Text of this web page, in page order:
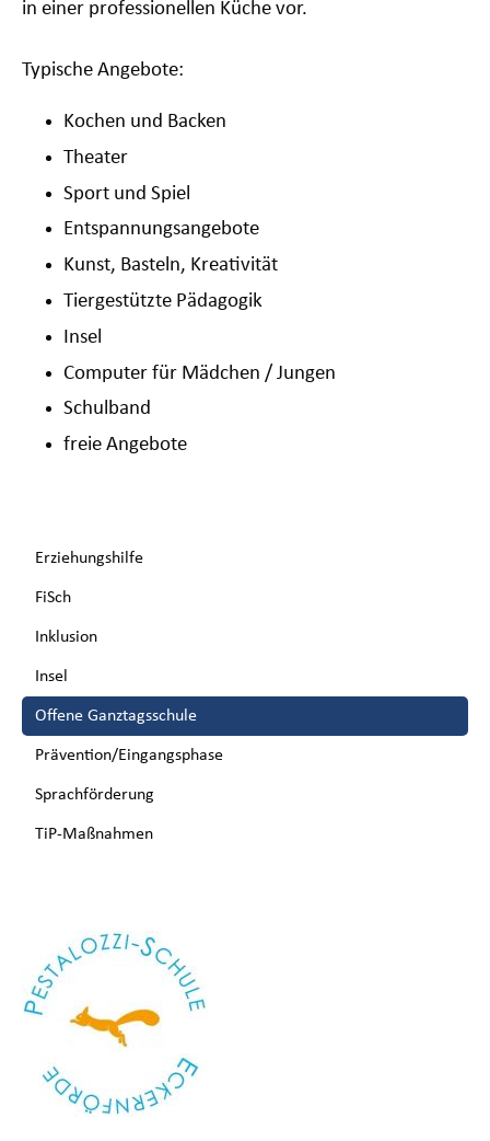
in einer professionellen Küche vor.
Typische Angebote:
Kochen und Backen
Theater
Sport und Spiel
Entspannungsangebote
Kunst, Basteln, Kreativität
Tiergestützte Pädagogik
Insel
Computer für Mädchen / Jungen
Schulband
freie Angebote
überspringen
Erziehungshilfe
FiSch
Inklusion
Insel
Offene Ganztagsschule
Prävention/Eingangsphase
Sprachförderung
TiP-Maßnahmen